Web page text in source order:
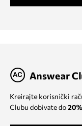
Answear
Kreirajte korisnički
Clubu dobivate do20%